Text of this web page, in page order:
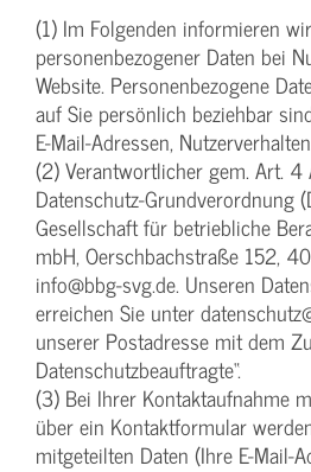
(1) Im Folgenden informieren
personenbezogener Daten bei
Website. Personenbezogene
auf Sie persönlich beziehbar
E-Mail-Adressen,
(2) Verantwortlicher gem. Art. 4
Datenschutz-Grundverordnung
Gesellschaft für betriebliche
mbH, Oerschbachstraße 152,
info@bbg-svg.de. Unseren
erreichen Sie unter
unserer Postadresse mit dem
Datenschutzbeauftragte“.
(3) Bei Ihrer Kontaktaufnahme
über ein Kontaktformular
mitgeteilten Daten (Ihre E-Mail-